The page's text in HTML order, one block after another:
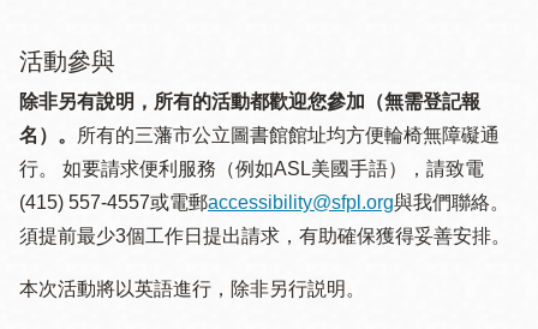
活動參與
除非另有說明，所有的活動都歡迎您參加（無需登記報
名）。
所有的三藩市公立圖書館館址均方便輪椅無障礙通
行。 如要請求便利服務（例如ASL美國手語），請致電
(415) 557-4557或電郵accessibility@sfpl.org與我們聯絡。
須提 前最少3個工作日提出請求，有助確保獲得妥善安排。
本次活動將以英語進行，除非另行説明。